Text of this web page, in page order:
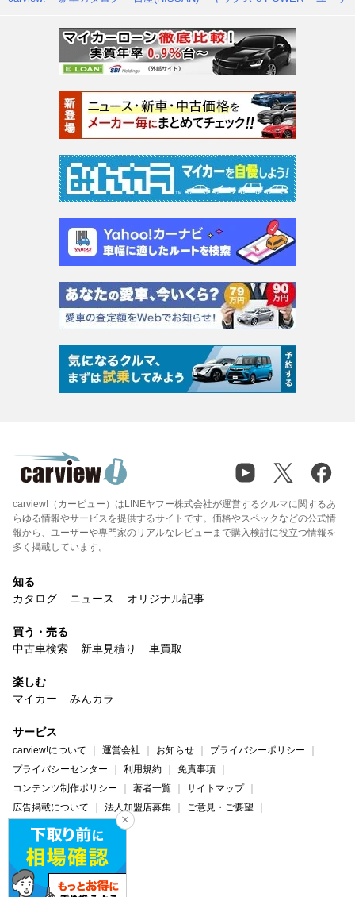
carview!（カービュー）はLINEヤフー株式会社が運営するクルマに関するあ
らゆる情報やサービスを提供するサイトです。価格やスペックなどの公式情
報から、ユーザーや専門家のリアルなレビューまで購入検討に役立つ情報を
多く掲載しています。
知る
カタログ
ニュース オリジナル記事
買う・売る
中古車検索
新車見積り 車買取
楽しむ
マイカー
みんカラ
サービス
carview!について 運営会社 お知らせ
プライバシーポリシー
プライバシーセンター
利用規約
免責事項
コンテンツ制作ポリシー
著者一覧
サイトマップ
広告掲載について
法人加盟店募集
ご意見・ご要望
ヘルプ・お問い合わせ
carview! Yahoo! JAPAN